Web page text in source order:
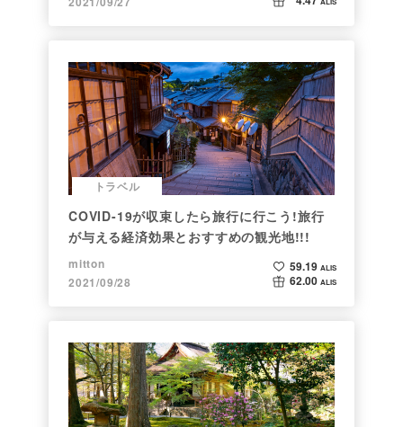
トラベル
COVID-19が収束したら旅行に行こう!旅行
が与える経済効果とおすすめの観光地!!!
mitton
2021/09/28
59.19 ALIS
62.00 ALIS